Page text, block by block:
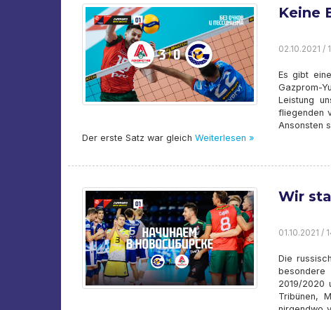
Keine
02.10.2021 /
Es gibt
Gazprom-
Leistung
fliegenden
Ansonsten
Der erste Satz war gleich Weiterlesen »
Wir
01.10.2021 /
Die
2019/2020
Tribünen,